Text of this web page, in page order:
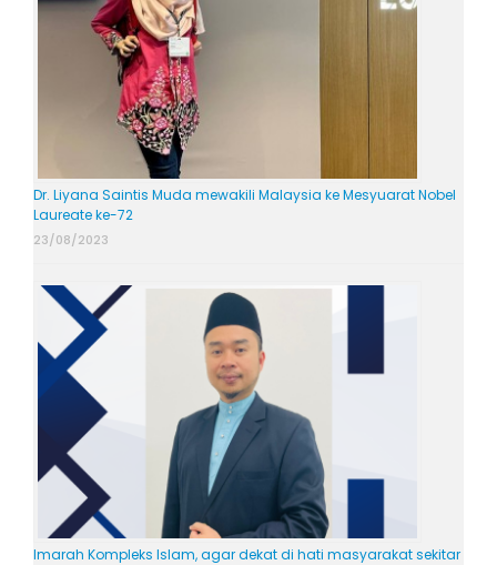
Dr. Liyana Saintis Muda mewakili Malaysia ke Mesyuarat Nobel
Laureate ke-72
23/08/2023
Imarah Kompleks Islam, agar dekat di hati masyarakat sekitar